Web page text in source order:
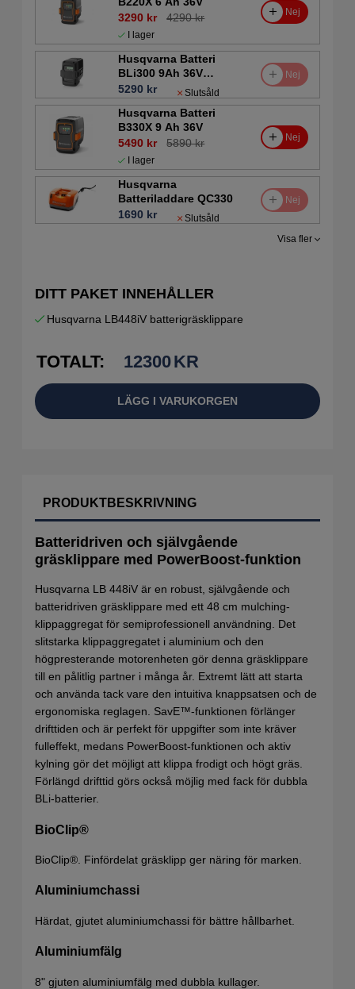
3290 kr
4290 kr
I lager
Nej
Husqvarna Batteri
BLi300 9Ah 36V
(Proffs)
5290 kr Slutsåld
Nej
Husqvarna Batteri
B330X 9 Ah 36V
5490 kr
5890 kr
I lager
Nej
Husqvarna
Batteriladdare QC330
1690 kr
Slutsåld
Nej
Visa fler
DITT PAKET INNEHÅLLER
Husqvarna LB448iV batterigräsklippare
TOTALT: 12300KR
LÄGG I VARUKORGEN
PRODUKTBESKRIVNING
Batteridriven och självgående
gräsklippare med PowerBoost-funktion
Husqvarna LB 448iV är en robust, självgående och
batteridriven gräsklippare med ett 48 cm mulching-
klippaggregat för semiprofessionell användning. Det
slitstarka klippaggregatet i aluminium och den
högpresterande motorenheten gör denna gräsklippare
till en pålitlig partner i många år. Extremt lätt att starta
och använda tack vare den intuitiva knappsatsen och de
ergonomiska reglagen. SavE™-funktionen förlänger
drifttiden och är perfekt för uppgifter som inte kräver
fulleffekt, medans PowerBoost-funktionen och aktiv
kylning gör det möjligt att klippa frodigt och högt gräs.
Förlängd drifttid görs också möjlig med fack för dubbla
BLi-batterier.
BioClip®
BioClip®. Finfördelat gräsklipp ger näring för marken.
Aluminiumchassi
Härdat, gjutet aluminiumchassi för bättre hållbarhet.
Aluminiumfälg
8" gjuten aluminiumfälg med dubbla kullager.